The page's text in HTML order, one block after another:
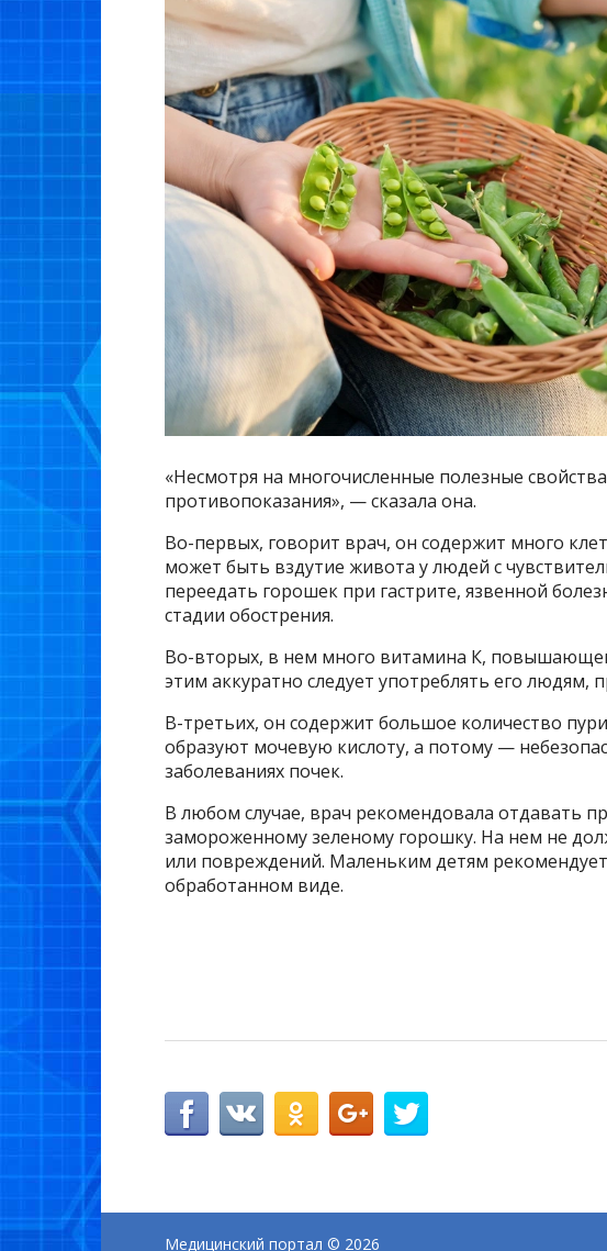
«Несмотря на многочисленные полезные
противопоказания», — сказала она.
Во-первых, говорит врач, он содержит много
может быть вздутие живота у людей с
переедать горошек при гастрите, язвенной
стадии обострения.
Во-вторых, в нем много витамина К,
этим аккуратно следует употреблять его
В-третьих, он содержит большое количество
образуют мочевую кислоту, а потому —
заболеваниях почек.
В любом случае, врач рекомендовала отдавать
замороженному зеленому горошку. На нем не
или повреждений. Маленьким детям
обработанном виде.
Медицинский портал © 2026